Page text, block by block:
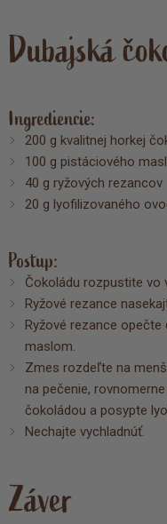
Dubajská
Ingrediencie:
200 g kvalitnej horkej
100 g pistáciového
40 g ryžových rezancov
20 g lyofilizovaného
Postup:
Čokoládu rozpustite vo
Ryžové rezance
Ryžové rezance
maslom.
Zmes rozdeľte na
na pečenie,
čokoládou a posypte
Nechajte vychladnúť.
Záver